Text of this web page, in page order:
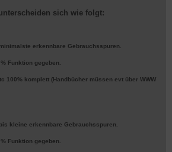
sich wie folgt:
erkennbare Gebrauchsspuren.
Funktion gegeben.
100% komplett (Handbücher müssen evt über WWW
kleine erkennbare Gebrauchsspuren.
Funktion gegeben.